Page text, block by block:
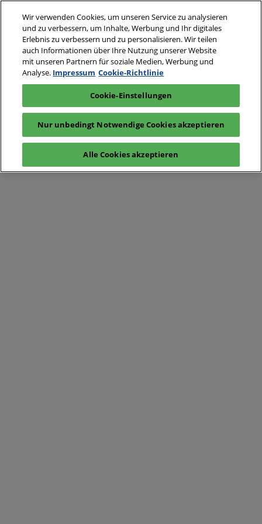
Wir verwenden Cookies, um unseren Service zu analysieren
und zu verbessern, um Inhalte, Werbung und Ihr digitales
Erlebnis zu verbessern und zu personalisieren. Wir teilen
auch Informationen über Ihre Nutzung unserer Website
mit unseren Partnern für soziale Medien, Werbung und
Analyse. Impressum Cookie-Richtlinie
Cookie-Einstellungen
Nur unbedingt Notwendige Cookies akzeptieren
Alle Cookies akzeptieren